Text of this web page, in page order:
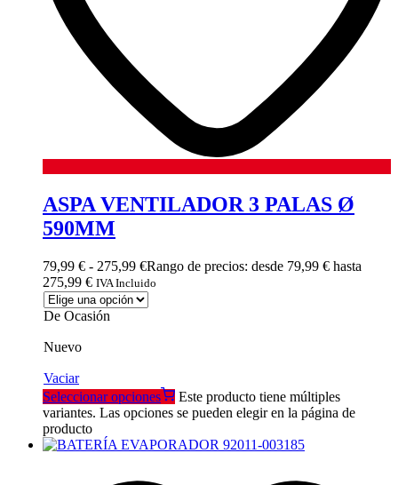
ASPA VENTILADOR 3 PALAS Ø
590MM
79,99 € - 275,99 €Rango de precios: desde 79,99 € hasta
275,99 € IVA Incluido
De Ocasión
Nuevo
Vaciar
Seleccionar opciones
Este producto tiene múltiples
variantes. Las opciones se pueden elegir en la página de
producto